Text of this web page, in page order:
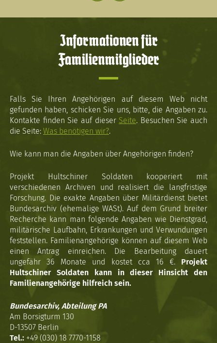
Informationen für
Familienmitglieder
Falls Sie Ihren Angehörigen auf diesem Web nicht
gefunden haben, schicken Sie uns, bitte, die Angaben zu.
Kontakte finden Sie auf dieser Seite. Besuchen Sie auch
die Seite: Was benötigen wir?.
Wie kann man die Angaben über Angehörigen finden?
Projekt Hultschiner Soldaten kooperiert mit
verschiedenen Archiven und realisiert die langfristige
Forschung. Die exakte Angaben über Militärdienst bietet
Bundesarchiv (ehemalige WASt). Auf dem Grund breiter
Recherche kann man folgende Angaben wie Dienstgrad,
militärische Laufbahn, Erkrankungen und Verwundungen
feststellen. Familienangehörige können auf diesem Web
einen Antrag einreichen. Die Bearbeitung dauert
ungefähr 36 Monate und kostet cca 16 €. Projekt
Hultschiner Soldaten kann in dieser Hinsicht den
Familienangehörige hilfreich sein.
Bundesarchiv, Abteilung PA
Am Borsigturm 130
D-13507 Berlin
Tel.: +49 (030) 18 7770-1158